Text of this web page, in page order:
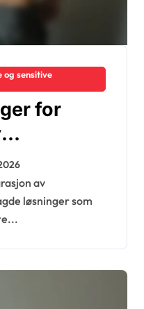
sensitive
for
løsninger som